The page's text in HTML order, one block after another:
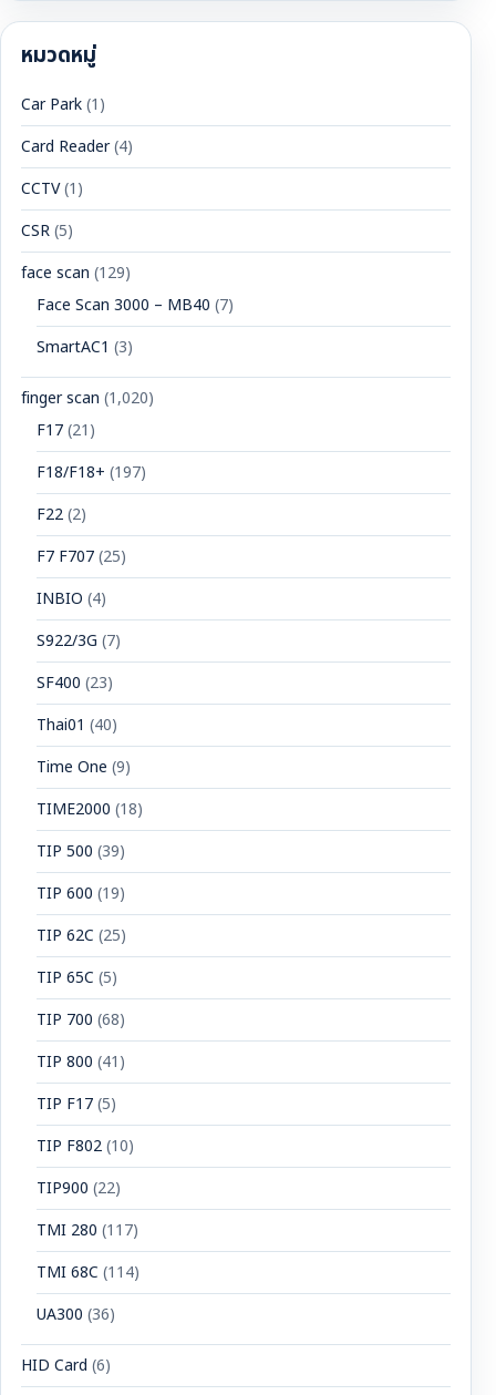
หมวดหมู่
Car Park(1)
Card Reader(4)
CCTV(1)
CSR(5)
face scan (129)
Face Scan 3000 – MB40 (7)
SmartAC1 (3)
finger scan (1,020)
F17(21)
F18/F18+ (197)
F22(2)
F7 F707(25)
INBIO (4)
S922/3G (7)
SF400 (23)
Thai01 (40)
Time One (9)
TIME2000 (18)
TIP 500 (39)
TIP 600 (19)
TIP 62C (25)
TIP 65C (5)
TIP 700 (68)
TIP 800 (41)
TIP F17(5)
TIP F802(10)
TIP900 (22)
TMI 280 (117)
TMI 68C (114)
UA300 (36)
HID Card (6)